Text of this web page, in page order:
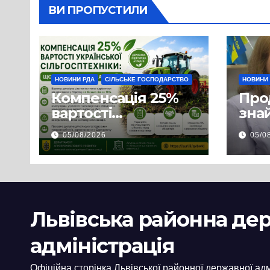
ВИ ПРОПУСТИЛИ
НОВИНИ РДА СІЛЬСЬКЕ ГОСПОДАРСТВО
Компенсація 25%
вартості
української
сільгосптехніки:
що змінилося для
05/08/2026
НОВИНИ
05/
Львівська районна
адміністрація
Офіційна сторінка Львівської районної державної